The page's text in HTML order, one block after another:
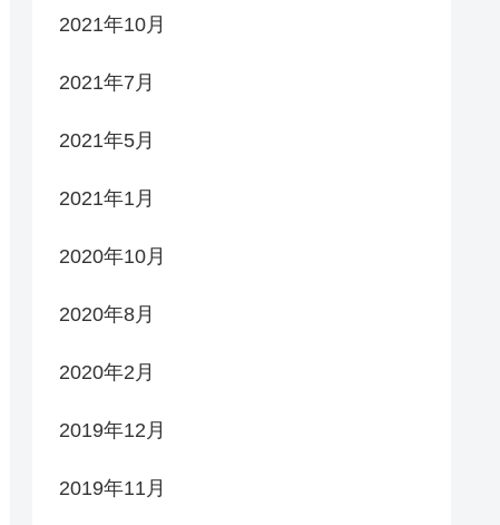
2021年10月
2021年7月
2021年5月
2021年1月
2020年10月
2020年8月
2020年2月
2019年12月
2019年11月